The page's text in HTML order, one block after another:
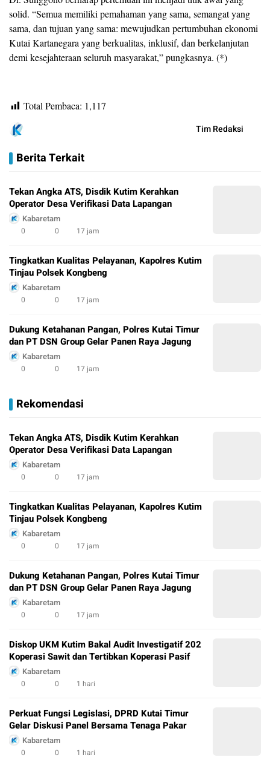
solid. “Semua memiliki pemahaman yang sama, semangat yang
sama, dan tujuan yang sama: mewujudkan pertumbuhan ekonomi
Kutai Kartanegara yang berkualitas, inklusif, dan berkelanjutan
demi kesejahteraan seluruh masyarakat,” pungkasnya. (*)
Total Pembaca: 1,117
Tim Redaksi
Berita Terkait
Tekan Angka ATS, Disdik Kutim Kerahkan
Operator Desa Verifikasi Data Lapangan
Kabaretam
0 0 17 jam
Tingkatkan Kualitas Pelayanan, Kapolres Kutim
Tinjau Polsek Kongbeng
Kabaretam
0 0 17 jam
Dukung Ketahanan Pangan, Polres Kutai Timur
dan PT DSN Group Gelar Panen Raya Jagung
Kabaretam
0 0 17 jam
Rekomendasi
Tekan Angka ATS, Disdik Kutim Kerahkan
Operator Desa Verifikasi Data Lapangan
Kabaretam
0 0 17 jam
Tingkatkan Kualitas Pelayanan, Kapolres Kutim
Tinjau Polsek Kongbeng
Kabaretam
0 0 17 jam
Dukung Ketahanan Pangan, Polres Kutai Timur
dan PT DSN Group Gelar Panen Raya Jagung
Kabaretam
0 0 17 jam
Diskop UKM Kutim Bakal Audit Investigatif 202
Koperasi Sawit dan Tertibkan Koperasi Pasif
Kabaretam
0 0 1 hari
Perkuat Fungsi Legislasi, DPRD Kutai Timur
Gelar Diskusi Panel Bersama Tenaga Pakar
Kabaretam
0 0 1 hari